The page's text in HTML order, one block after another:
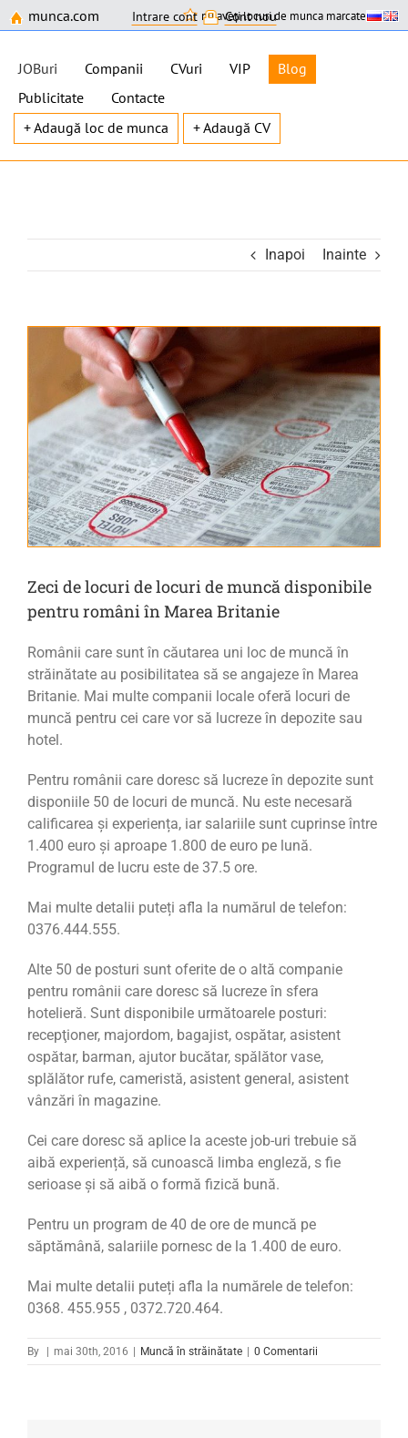
munca.com Intrare cont Cont nou
nu aveți locuri de munca marcate
JOBuri Companii CVuri VIP
Blog
Publicitate
Contacte
+ Adaugă loc de munca
+ Adaugă CV
content
Inapoi Inainte
Zeci de locuri de locuri de muncă disponibile
pentru români în Marea Britanie
Românii care sunt în căutarea uni loc de muncă în
străinătate au posibilitatea să se angajeze în Marea
Britanie. Mai multe companii locale oferă locuri de
muncă pentru cei care vor să lucreze în depozite sau
hotel.
Pentru românii care doresc să lucreze în depozite sunt
disponiile 50 de locuri de muncă. Nu este necesară
calificarea și experiența, iar salariile sunt cuprinse între
1.400 euro şi aproape 1.800 de euro pe lună.
Programul de lucru este de 37.5 ore.
Mai multe detalii puteți afla la numărul de telefon:
0376.444.555.
Alte 50 de posturi sunt oferite de o altă companie
pentru românii care doresc să lucreze în sfera
hotelieră. Sunt disponibile următoarele posturi:
recepţioner, majordom, bagajist, ospătar, asistent
ospătar, barman, ajutor bucătar, spălător vase,
splălător rufe, cameristă, asistent general, asistent
vânzări în magazine.
Cei care doresc să aplice la aceste job-uri trebuie să
aibă experiență, să cunoască limba engleză, s fie
serioase și să aibă o formă fizică bună.
Pentru un program de 40 de ore de muncă pe
săptămână, salariile pornesc de la 1.400 de euro.
Mai multe detalii puteți afla la numărele de telefon:
0368. 455.955 , 0372.720.464.
By mai 30th, 2016 Muncă în străinătate 0 Comentarii